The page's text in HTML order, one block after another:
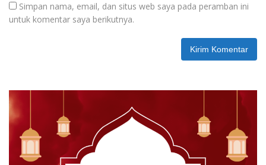
Simpan nama, email, dan situs web saya pada peramban ini
untuk komentar saya berikutnya.